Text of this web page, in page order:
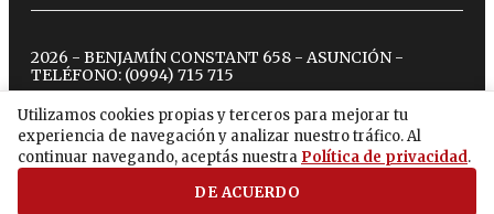
Utilizamos cookies propias y terceros para mejorar tu
experiencia de navegación y analizar nuestro tráfico. Al
continuar navegando, aceptás nuestra Política de privacidad.
DE ACUERDO
2026 - BENJAMÍN CONSTANT 658 - ASUNCIÓN -
TELÉFONO: (0994) 715 715
twitterinstagram
facebook
tiktokyoutubespotify